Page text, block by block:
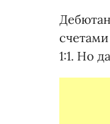
1:1. Но